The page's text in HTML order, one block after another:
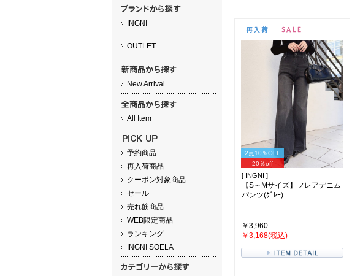
INGNI
OUTLET
New Arrival
All Item
予約商品
再入荷商品
クーポン対象商品
セール
売れ筋商品
WEB限定商品
ランキング
INGNI SOELA
2点10％OFF
20％off
[ INGNI ]
【S～Mサイズ】フレアデニム
パンツ(ｸﾞﾚｰ)
￥3,960
￥3,168(税込)